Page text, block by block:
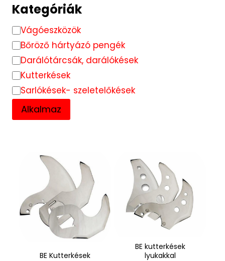
BE Kutterkések
BE kutterkések
lyukakkal
Kategóriák
Kategória
Vágóeszközök
Bőröző hártyázó pengék
Darálótárcsák, darálókések
Kutterkések
Sarlókések- szeletelőkések
Alkalmaz